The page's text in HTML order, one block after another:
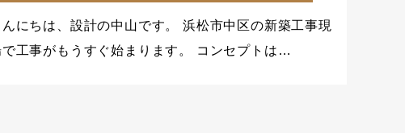
んにちは、設計の中山です。 浜松市中区の新築工事現
で工事がもうすぐ始まります。 コンセプトは…